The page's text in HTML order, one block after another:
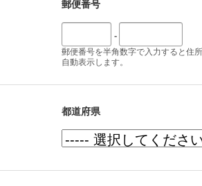
郵便番号
-
郵便番号を半角数字で入力すると住
自動表示します。
都道府県